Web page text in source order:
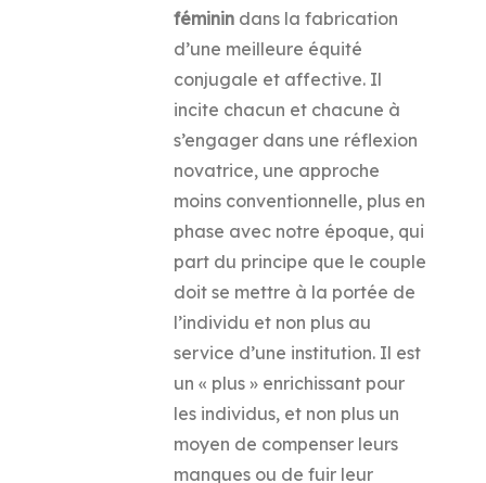
féminin dans la fabrication
d’une meilleure équité
conjugale et affective. Il
incite chacun et chacune à
s’engager dans une réflexion
novatrice, une approche
moins conventionnelle, plus en
phase avec notre époque, qui
part du principe que le couple
doit se mettre à la portée de
l’individu et non plus au
service d’une institution. Il est
un « plus » enrichissant pour
les individus, et non plus un
moyen de compenser leurs
manques ou de fuir leur